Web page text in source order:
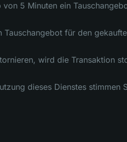
5 Minuten ein
Tauschangebot für den
wird die Transaktion
dieses Dienstes